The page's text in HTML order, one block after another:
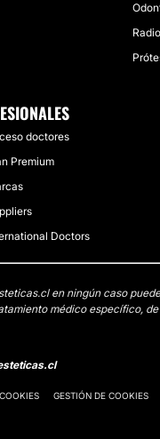
doctores
Premium
Doctors
en ningún caso
médico específico,
COOKIES GESTIÓN DE COOKIES